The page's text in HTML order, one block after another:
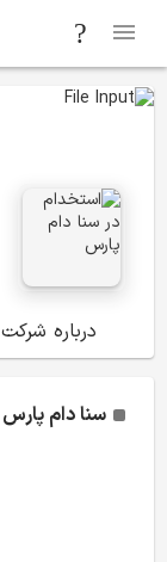
درباره شرکت
سنا دام پارس